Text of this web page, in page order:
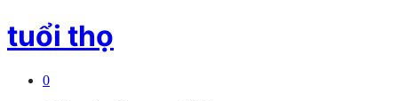
tuổi thọ
0